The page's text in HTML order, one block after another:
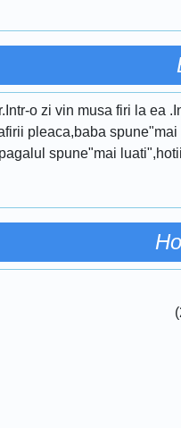
o zi vin musa firi la ea
pleaca,baba
spune"mai